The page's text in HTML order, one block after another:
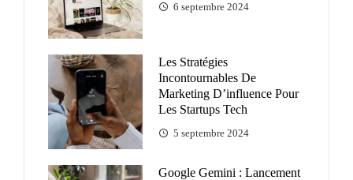
6 septembre 2024
Les Stratégies
Incontournables De
Marketing D’influence Pour
Les Startups Tech
5 septembre 2024
Google Gemini : Lancement